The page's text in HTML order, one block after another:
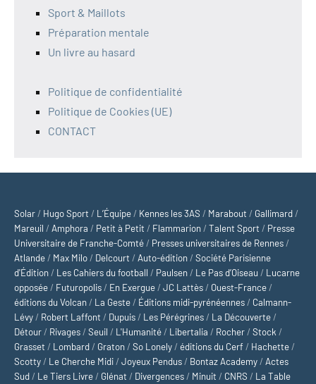
Sport & Maillots
Préparation mentale
Un livre au hasard
Politique de confidentialité
Politique de Cookies (UE)
CONTACT
Solar / Hugo Sport / L’Équipe / Kennes les 3AS / Marabout / Gallimard /
Mareuil / Amphora / Petit à Petit / Flammarion /Talent Sport / Presse
Universitaire de Franche-Comté / Presses universitaires de Rennes /
Atlande / Max Milo / Delcourt / Auto-édition /Société Parisienne
d'Édition / Les Cahiers du football / Paulsen / Le Pas d’Oiseau / Lucarne
opposée / Futuropolis / En Exergue /JC Lattès / Ouest-France /
éditions du Volcan / La Geste / Éditions midi-pyrénéennes / Calmann-
Lévy / Robert Laffont / Dupuis / Les Pérégrines / La Découverte /
Détour / Rivages /Seuil / L'Humanité / Libertalia / Rocher /Stock /
Grasset / Lombard / Graton /So Lonely /éditions du Cerf / Hachette /
Scotty / Le Cherche Midi /Joyeux Pendus / Bontaz Academy / Actes
Sud / Le Tiers Livre / Glénat / Divergences / Minuit / CNRS / La Table